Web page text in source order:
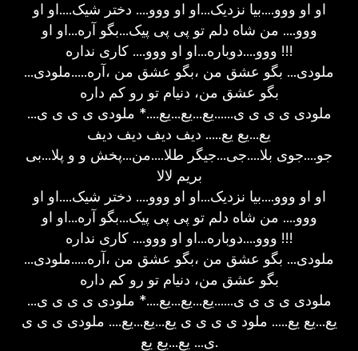
او او ووو....بیا نزدیک...او او ووو.... دختر شیک....او او
ووو.... من شاه دلم تو پی پی پیک...بگو آره...او او
ووو....دوباره...او او ووو.... کاری نداره !!!
ملودی... بگو عشق من ،بگو عشق من ،آره.....ملودی...
بگو عشق من، دنیام تو رو کم داره
ملودی ی ی ی ی......یع...یع...یع....* ملودی ی ی ی ی...
یع...یع یع..... دیف دیف دیف دیف
جو....جوی بلا....جی...جیگر طلا....من...پخش و و پلا...بی
بریم لالا
او او ووو....بیا نزدیک...او او ووو.... دختر شیک....او او
ووو.... من شاه دلم تو پی پی پیک...بگو آره...او او
ووو....دوباره...او او ووو.... کاری نداره !!!
ملودی... بگو عشق من ،بگو عشق من ،آره.....ملودی...
بگو عشق من، دنیام تو رو کم داره
ملودی ی ی ی ی......یع...یع...یع....* ملودی ی ی ی ی...
یع...یع یع..... ملود ی ی ی ی یع...یع...یع.... ملودی ی ی ی
ی... یع...یع یع.